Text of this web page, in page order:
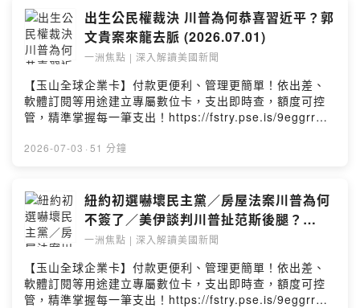
路談到華府政壇的健康危機與黨派攻防。今日重點：00:00
世界日報：固定夏令時間、紐約停建AI中心05:05 紐約時
報：古巴現況、美製無人艇10:47 川普伊戰真的反覆無
常？36:31 參議員葛理漢驟逝後的國內政局世界日報副總
周美國熱門話題，每周三美東時間下午2時YouTube直播。
▌ 更多一洲焦點：https://reurl.cc/0OZRzM請留言告訴我
你對這一集的想法：
359/commentsPowered by Firstory Hosting
員初選，因曼達尼效應竄出的進步派新星，被爆出性侵指
控後死不退選，打著平權、女權旗號的進步派能夠自圓其
說？今日重點：00:14 世報焦點：美擴大空襲伊朗04:34
紐時焦點：紐約高樓恐倒、緬因州選舉06:00 川普再度威
脅伊朗戰到底35:31 民主黨內緬因州提名奪權戰火了解更
多國際熱門話題，請點擊這裡。世界日報副總編輯魏碧洲
從美國觀點，在「一洲焦點」節目為您分析本周美國熱門
話題，每周三美東時間下午2時YouTube直播。▌ 更多一洲
焦點：https://reurl.cc/0OZRzM請留言告訴我你對這一集
359/commentsPowered by Firstory Hosting
出生公民權裁決 川普為何恭喜習近平？郭
文貴案來龍去脈 (2026.07.01)
一洲焦點 | 深入解讀美國新聞
【玉山全球企業卡】付款更便利、管理更簡單！依出差、
軟體訂閱等用途建立專屬數位卡，支出即時查，額度可控
管，精準掌握每一筆支出！https://fstry.pse.is/9eggrr謹
公告為準。—— 以上為 Firstory Podcast 廣告 ——最高
向。今天來跟大家仔細梳理這幾件大事，還有民主黨初選
年輕左翼候選人聲勢崛起、以及華人圈都在關注的郭文貴
判刑30年案。今日重點：00:14 開場白：美國建國250周
年國慶02:07 紐時焦點04:22 世報焦點05:43 大法官本任
期裁定影響深遠09:28 美國出生就是公民確認35:55 左派
再次衝擊民主黨45:16 郭文貴遭重判30年世界日報副總編
輯魏碧洲從美國觀點，在「一洲焦點」節目為您分析本周
2026-07-03 · 51 分鐘
紐約初選嚇壞民主黨／房屋法案川普為何
不簽了／美伊談判川普扯范斯後腿？
(2026.06.24)
一洲焦點 | 深入解讀美國新聞
【玉山全球企業卡】付款更便利、管理更簡單！依出差、
軟體訂閱等用途建立專屬數位卡，支出即時查，額度可控
管，精準掌握每一筆支出！https://fstry.pse.is/9eggrr謹